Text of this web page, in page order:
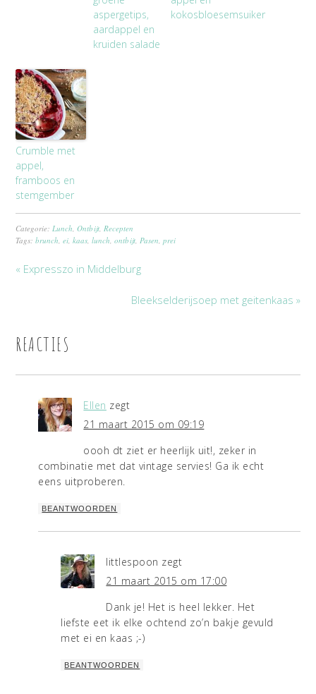
aspergetips,
aardappel en
kruiden salade
kokosbloesemsuiker
Crumble met
appel,
framboos en
stemgember
Categorie:Lunch,Ontbijt,Recepten
Tags:brunch,ei,kaas,lunch,ontbijt,Pasen,prei
« Expresszo in Middelburg
Bleekselderijsoep met geitenkaas »
REACTIES
Ellen zegt
21 maart 2015 om 09:19
oooh dt ziet er heerlijk uit!, zeker in
combinatie met dat vintage servies! Ga ik echt
eens uitproberen.
BEANTWOORDEN
littlespoon zegt
21 maart 2015 om 17:00
Dank je! Het is heel lekker. Het
liefste eet ik elke ochtend zo’n bakje gevuld
met ei en kaas ;-)
BEANTWOORDEN